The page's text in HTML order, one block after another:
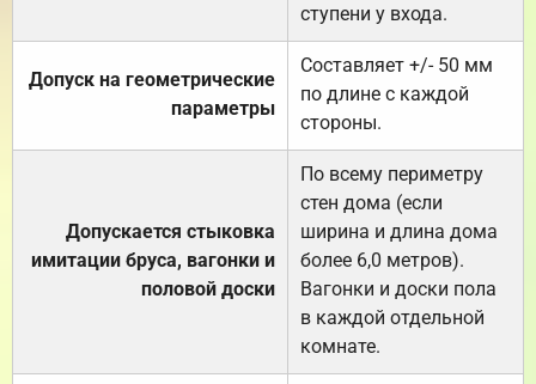
ступени у входа.
Допуск на геометрические
параметры
Составляет +/- 50 мм
по длине с каждой
стороны.
Допускается стыковка
имитации бруса, вагонки и
половой доски
По всему периметру
стен дома (если
ширина и длина дома
более 6,0 метров).
Вагонки и доски пола
в каждой отдельной
комнате.